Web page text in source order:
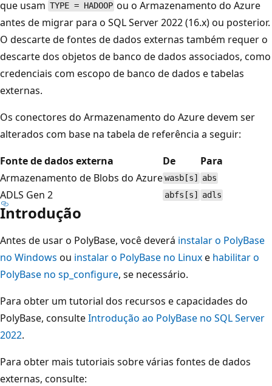
que usam TYPE = HADOOP ou o Armazenamento do Azure
antes de migrar para o SQL Server 2022 (16.x) ou posterior.
O descarte de fontes de dados externas também requer o
descarte dos objetos de banco de dados associados, como
credenciais com escopo de banco de dados e tabelas
externas.
Os conectores do Armazenamento do Azure devem ser
alterados com base na tabela de referência a seguir:
Fonte de dados externa
De
Para
Armazenamento de Blobs do Azurewasb[s] abs
ADLS Gen 2 abfs[s] adls
Introdução
Antes de usar o PolyBase, você deverá instalar o PolyBase
no Windows ou instalar o PolyBase no Linuxe habilitar o
PolyBase no sp_configure, se necessário.
Para obter um tutorial dos recursos e capacidades do
PolyBase, consulteIntrodução ao PolyBase no SQL Server
2022.
Para obter mais tutoriais sobre várias fontes de dados
externas, consulte: